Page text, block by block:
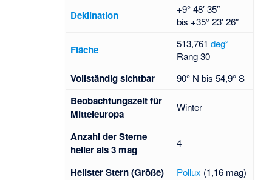
Deklination
+9° 48′ 35″
bis +35° 23′ 26″
Fläche 513,761deg²
Rang 30
Voll­stän­dig sicht­bar 90° N bis 54,9° S
Beob­achtungs­zeit für
Mittel­europa
Winter
Anzahl der Sterne
heller als 3 mag
4
Hellster Stern (Größe) Pollux (1,16 mag)